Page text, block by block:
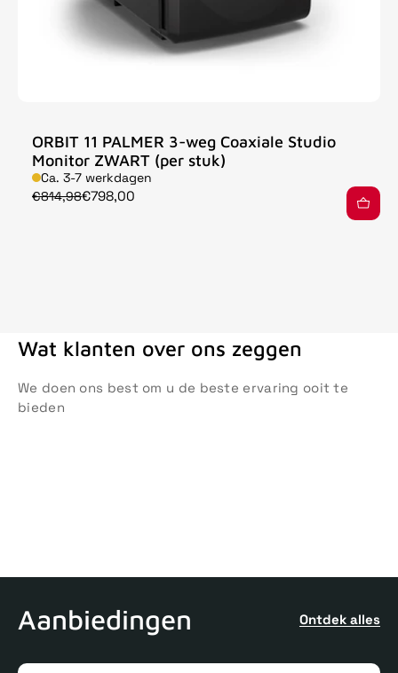
ORBIT 11 PALMER 3-weg Coaxiale Studio
Monitor ZWART (per stuk)
Ca. 3-7 werkdagen
€814,98€798,00
Wat klanten over ons zeggen
We doen ons best om u de beste ervaring ooit te
bieden
Aanbiedingen Ontdek alles